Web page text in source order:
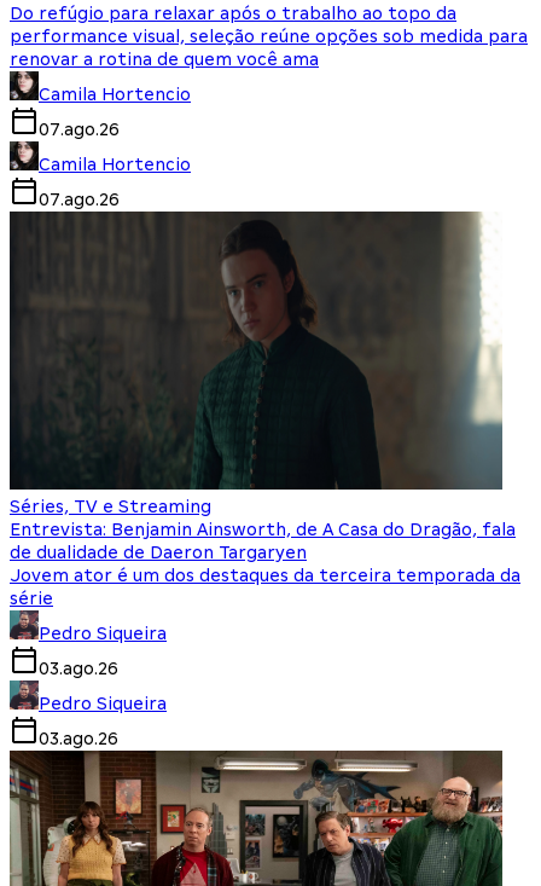
Do refúgio para relaxar após o trabalho ao topo da
performance visual, seleção reúne opções sob medida para
renovar a rotina de quem você ama
Camila Hortencio
07.ago.26
Camila Hortencio
07.ago.26
Séries, TV e Streaming
Entrevista: Benjamin Ainsworth, de A Casa do Dragão, fala
de dualidade de Daeron Targaryen
Jovem ator é um dos destaques da terceira temporada da
série
Pedro Siqueira
03.ago.26
Pedro Siqueira
03.ago.26